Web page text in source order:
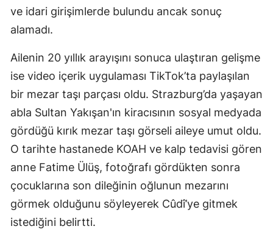
ve idari girişimlerde bulundu ancak sonuç
alamadı.
Ailenin 20 yıllık arayışını sonuca ulaştıran gelişme
ise video içerik uygulaması TikTok’ta paylaşılan
bir mezar taşı parçası oldu. Strazburg’da yaşayan
abla Sultan Yakışan'ın kiracısının sosyal medyada
gördüğü kırık mezar taşı görseli aileye umut oldu.
O tarihte hastanede KOAH ve kalp tedavisi gören
anne Fatime Ülüş, fotoğrafı gördükten sonra
çocuklarına son dileğinin oğlunun mezarını
görmek olduğunu söyleyerek Cûdî’ye gitmek
istediğini belirtti.